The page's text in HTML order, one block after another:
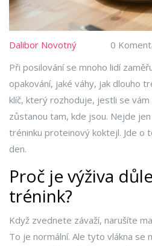
Dalibor Novotný 0
Při posilování se mnoho lidí
opakování, jaké váhy, jak dlouho
klíč, který rozhoduje, jestli se
zůstanou tam, kde jsou. Nejde
tréninku proteinový koktejl. Jde o
den.
Proč je výživa
trénink?
Když zvednete závaží, narušíte
To je normální. Ale tyto vlákna se